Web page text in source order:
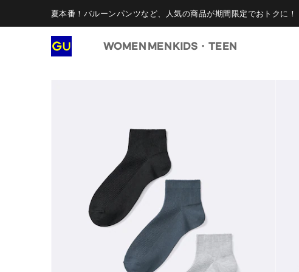
夏本番！バルーンパンツなど、人気の商品が期間限定でおトクに！
WOMEN MENKIDS・TEEN